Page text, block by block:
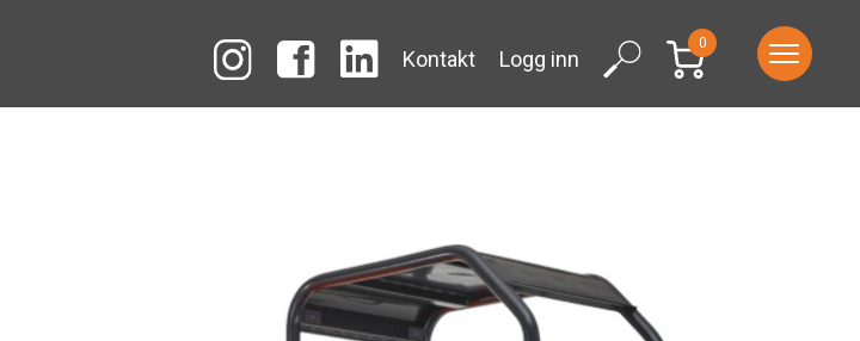
InstagramFacebookLinkedIn
Kontakt Logg inn Search
0